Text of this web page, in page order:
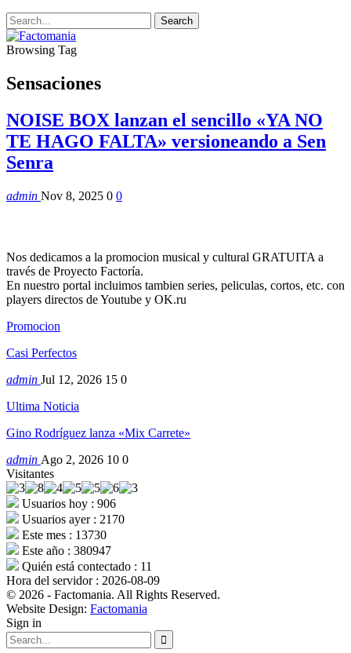
Browsing Tag
Sensaciones
NOISE BOX lanzan el sencillo «YA NO
TE HAGO FALTA» versioneando a Sen
Senra
admin Nov 8, 2025 0 0
Nos dedicamos a la promocion musical y cultural GRATUITA a
través de Proyecto Factoría.
En nuestro portal incluimos tambien series, peliculas, cortos, etc. con
players directos de Youtube y OK.ru
Promocion
Casi Perfectos
admin Jul 12, 2026 15 0
Ultima Noticia
Gino Rodríguez lanza «Mix Carrete»
admin Ago 2, 2026 10 0
Visitantes
Usuarios hoy : 906
Usuarios ayer : 2170
Este mes : 13730
Este año : 380947
Quién está contectado : 11
Hora del servidor : 2026-08-09
© 2026 - Factomania. All Rights Reserved.
Website Design: Factomania
Sign in